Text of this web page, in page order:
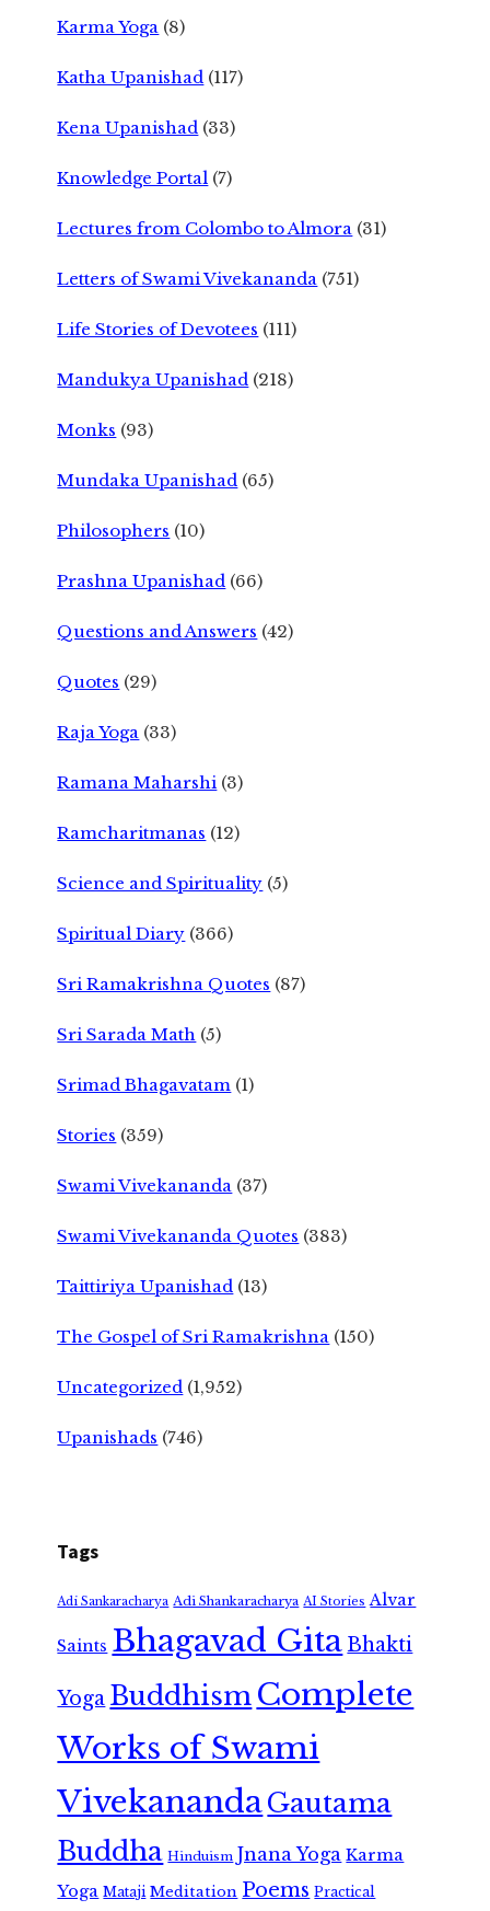
Karma Yoga (8)
Katha Upanishad (117)
Kena Upanishad (33)
Knowledge Portal (7)
Lectures from Colombo to Almora (31)
Letters of Swami Vivekananda (751)
Life Stories of Devotees (111)
Mandukya Upanishad (218)
Monks (93)
Mundaka Upanishad (65)
Philosophers (10)
Prashna Upanishad (66)
Questions and Answers (42)
Quotes (29)
Raja Yoga (33)
Ramana Maharshi (3)
Ramcharitmanas (12)
Science and Spirituality (5)
Spiritual Diary (366)
Sri Ramakrishna Quotes (87)
Sri Sarada Math (5)
Srimad Bhagavatam (1)
Stories (359)
Swami Vivekananda (37)
Swami Vivekananda Quotes (383)
Taittiriya Upanishad (13)
The Gospel of Sri Ramakrishna (150)
Uncategorized (1,952)
Upanishads (746)
Tags
Adi Sankaracharya Adi Shankaracharya AI Stories Alvar
Saints Bhagavad GitaBhakti
Yoga Buddhism Complete
Works of Swami
VivekanandaGautama
Buddha Hinduism Jnana Yoga Karma
Yoga Mataji Meditation Poems Practical